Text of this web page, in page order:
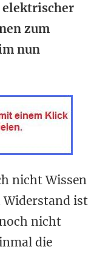
elektrischer
zum
nun
nicht Wissen
Widerstand ist
nicht
die